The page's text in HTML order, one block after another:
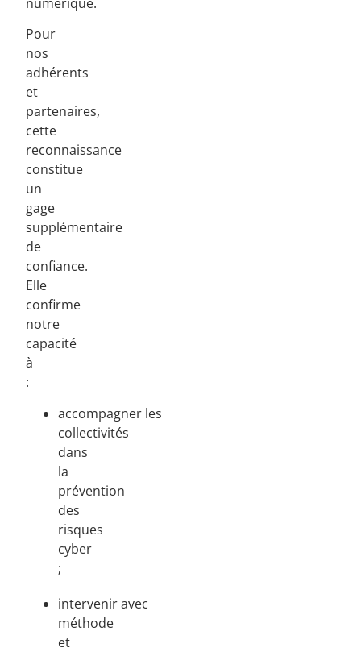
Pour
nos
adhérents
et
partenaires,
cette
reconnaissance
constitue
un
gage
supplémentaire
de
confiance.
Elle
confirme
notre
capacité
à
:
accompagner les
collectivités
dans
la
prévention
des
risques
cyber
;
intervenir avec
méthode
et